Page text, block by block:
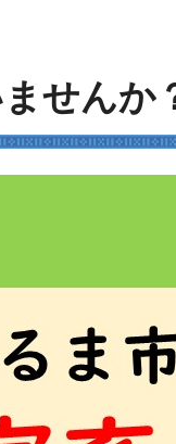
ません